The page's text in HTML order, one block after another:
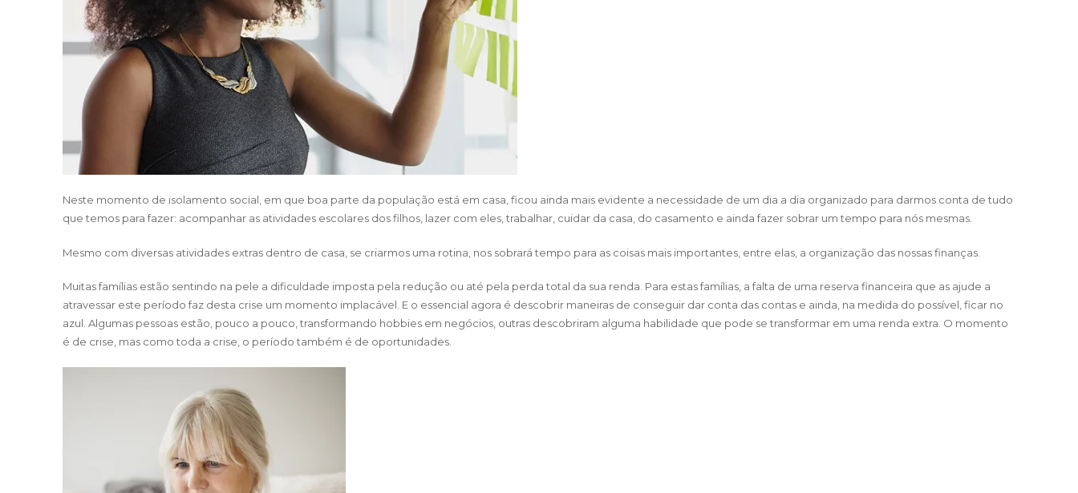
Neste momento de isolamento social, em que boa parte da população está em casa, ficou ainda mais evidente a necessidade de um dia a dia organizado para darmos conta de tudo
que temos para fazer: acompanhar as atividades escolares dos filhos, lazer com eles, trabalhar, cuidar da casa, do casamento e ainda fazer sobrar um tempo para nós mesmas.
Mesmo com diversas atividades extras dentro de casa, se criarmos uma rotina, nos sobrará tempo para as coisas mais importantes, entre elas, a organização das nossas finanças.
Muitas famílias estão sentindo na pele a dificuldade imposta pela redução ou até pela perda total da sua renda. Para estas famílias, a falta de uma reserva financeira que as ajude a
atravessar este período faz desta crise um momento implacável. E o essencial agora é descobrir maneiras de conseguir dar conta das contas e ainda, na medida do possível, ficar no
azul. Algumas pessoas estão, pouco a pouco, transformando hobbies em negócios, outras descobriram alguma habilidade que pode se transformar em uma renda extra. O momento
é de crise, mas como toda a crise, o período também é de oportunidades.